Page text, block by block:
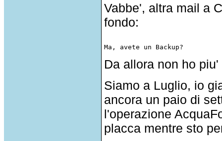
Vabbe', altra mail a
fondo:
Da allora non ho
Siamo a Luglio, io
ancora un paio di
l'operazione
placca mentre sto